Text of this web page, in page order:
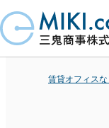
賃貸オフィス